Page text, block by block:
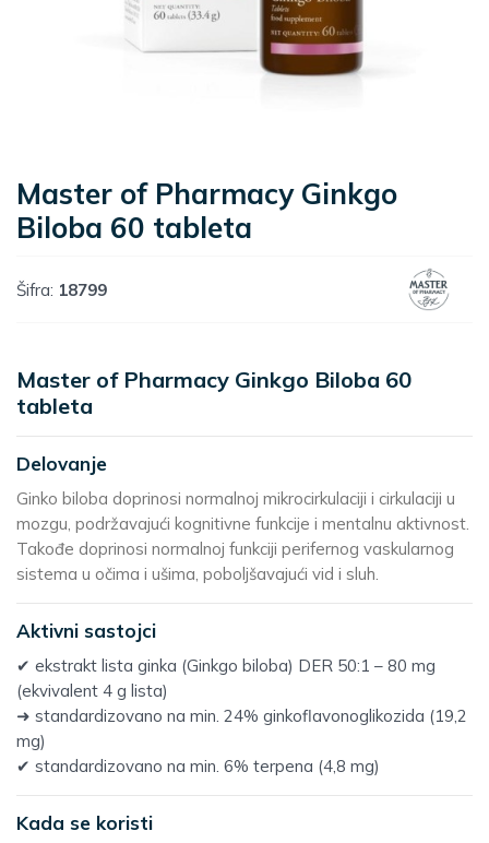
Master of Pharmacy Ginkgo
Biloba 60 tableta
Šifra: 18799
Master of Pharmacy Ginkgo Biloba 60
tableta
Delovanje
Ginko biloba doprinosi normalnoj mikrocirkulaciji i cirkulaciji u
mozgu, podržavajući kognitivne funkcije i mentalnu aktivnost.
Takođe doprinosi normalnoj funkciji perifernog vaskularnog
sistema u očima i ušima, poboljšavajući vid i sluh.
Aktivni sastojci
✔ ekstrakt lista ginka (Ginkgo biloba) DER 50:1 – 80 mg
(ekvivalent 4 g lista)
➜ standardizovano na min. 24% ginkoflavonoglikozida (19,2
mg)
✔ standardizovano na min. 6% terpena (4,8 mg)
Kada se koristi